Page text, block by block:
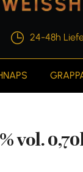
24-48h
vol.